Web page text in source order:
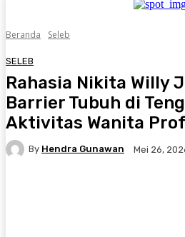
Beranda Seleb
SELEB
Rahasia Nikita Willy
Barrier Tubuh di
Aktivitas Wanita
By Hendra Gunawan Mei 26,